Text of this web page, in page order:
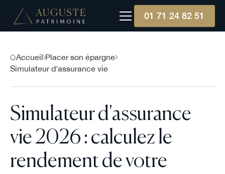
01 71 24 82 51
Accueil Placer son épargne
Simulateur d'assurance vie
Simulateur d'assurance
vie 2026 : calculez le
rendement de votre